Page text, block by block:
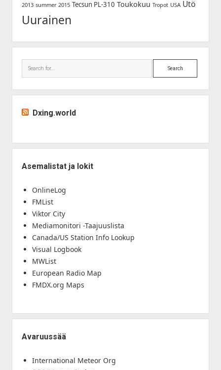
2013 summer 2015 Tecsun PL-310 Toukokuu Tropot USA Utö
Uurainen
Search
Dxing.world
Asemalistat ja lokit
OnlineLog
FMList
Viktor City
Mediamonitori -Taajuuslista
Canada/US Station Info Lookup
Visual Logbook
MWList
European Radio Map
FMDX.org Maps
Avaruussää
International Meteor Org